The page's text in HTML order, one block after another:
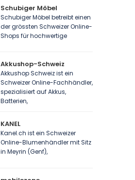
Schubiger Möbel
Schubiger Möbel betreibt einen
der grössten Schweizer Online-
Shops für hochwertige
Akkushop-Schweiz
Akkushop Schweiz ist ein
Schweizer Online-Fachhändler,
spezialisiert auf Akkus,
Batterien,
KANEL
Kanel.ch ist ein Schweizer
Online-Blumenhändler mit Sitz
in Meyrin (Genf),